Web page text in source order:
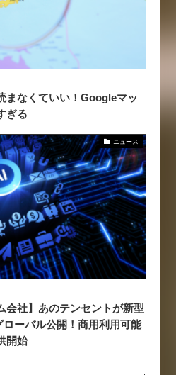
まなくていい！Googleマッ
ぎる
ニュース
会社】あのテンセントが新型
ーバル公開！商用利用可能
開始